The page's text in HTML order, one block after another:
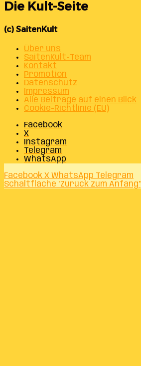
Die Kult-Seite
(c) SaitenKult
Über uns
SaitenKult-Team
Kontakt
Promotion
Datenschutz
Impressum
Alle Beiträge auf einen Blick
Cookie-Richtlinie (EU)
Facebook
X
Instagram
Telegram
WhatsApp
Facebook X WhatsApp Telegram
Schaltfläche "Zurück zum Anfang"